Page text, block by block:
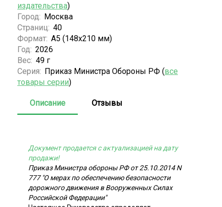
издательства)
Город: Москва
Страниц: 40
Формат: А5 (148x210 мм)
Год: 2026
Вес: 49 г
Серия: Приказ Министра Обороны РФ (все
товары серии)
Описание Отзывы
Документ продается с актуализацией на дату
продажи!
Приказ Министра обороны РФ от 25.10.2014 N
777 "О мерах по обеспечению безопасности
дорожного движения в Вооруженных Силах
Российской Федерации"